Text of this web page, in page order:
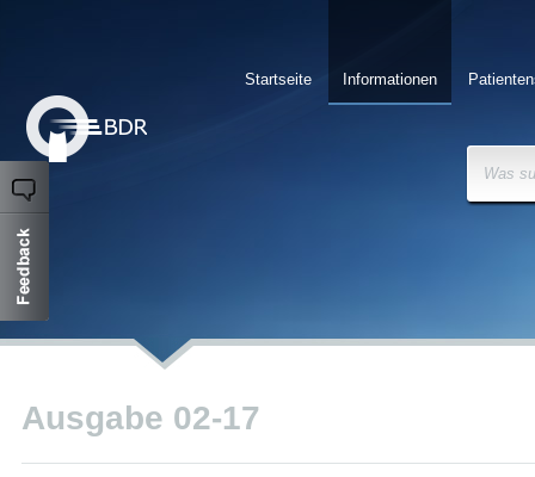
Informationen
Startseite
Was
Ausgabe 02-17